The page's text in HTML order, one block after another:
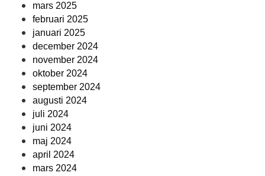
mars 2025
februari 2025
januari 2025
december 2024
november 2024
oktober 2024
september 2024
augusti 2024
juli 2024
juni 2024
maj 2024
april 2024
mars 2024